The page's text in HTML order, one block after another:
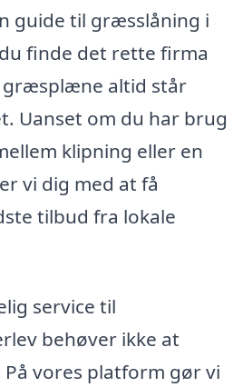
guide til græsslåning i
finde det rette firma
græsplæne altid står
Uanset om du har brug
klipning eller en
vi dig med at få
tilbud fra lokale
service til
behøver ikke at
vores platform gør vi